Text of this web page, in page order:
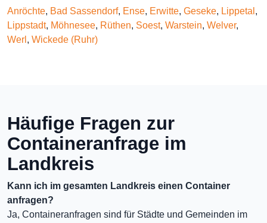
Anröchte, Bad Sassendorf, Ense, Erwitte, Geseke, Lippetal ,
Lippstadt, Möhnesee, Rüthen, Soest, Warstein, Welver,
Werl , Wickede (Ruhr)
Häufige Fragen zur
Containeranfrage im
Landkreis
Kann ich im gesamten Landkreis einen Container
anfragen?
Ja, Containeranfragen sind für Städte und Gemeinden im